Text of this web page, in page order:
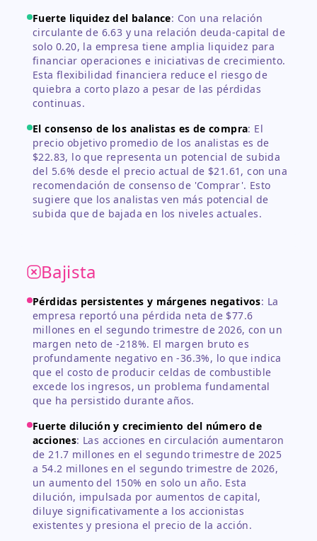
Fuerte liquidez del balance: Con una relación
circulante de 6.63 y una relación deuda-capital de
solo 0.20, la empresa tiene amplia liquidez para
financiar operaciones e iniciativas de crecimiento.
Esta flexibilidad financiera reduce el riesgo de
quiebra a corto plazo a pesar de las pérdidas
continuas.
El consenso de los analistas es de compra: El
precio objetivo promedio de los analistas es de
$22.83, lo que representa un potencial de subida
del 5.6% desde el precio actual de $21.61, con una
recomendación de consenso de 'Comprar'. Esto
sugiere que los analistas ven más potencial de
subida que de bajada en los niveles actuales.
Bajista
Pérdidas persistentes y márgenes negativos: La
empresa reportó una pérdida neta de $77.6
millones en el segundo trimestre de 2026, con un
margen neto de -218%. El margen bruto es
profundamente negativo en -36.3%, lo que indica
que el costo de producir celdas de combustible
excede los ingresos, un problema fundamental
que ha persistido durante años.
Fuerte dilución y crecimiento del número de
acciones: Las acciones en circulación aumentaron
de 21.7 millones en el segundo trimestre de 2025
a 54.2 millones en el segundo trimestre de 2026,
un aumento del 150% en solo un año. Esta
dilución, impulsada por aumentos de capital,
diluye significativamente a los accionistas
existentes y presiona el precio de la acción.